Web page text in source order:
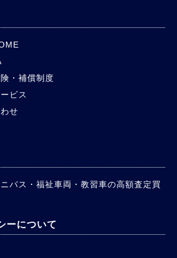
・補償制度
ビス
せ
バス・福祉車両・教習車の高額査定買
ーについて